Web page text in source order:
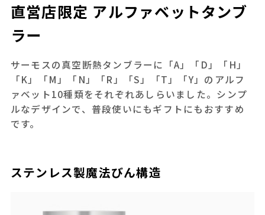
直営店限定 アルファベットタンブ
ラー
サーモスの真空断熱タンブラーに「A」「D」「H」
「K」「M」「N」「R」「S」「T」「Y」のアルフ
ァベット10種類をそれぞれあしらいました。シンプ
ルなデザインで、普段使いにもギフトにもおすすめ
です。
ステンレス製魔法びん構造